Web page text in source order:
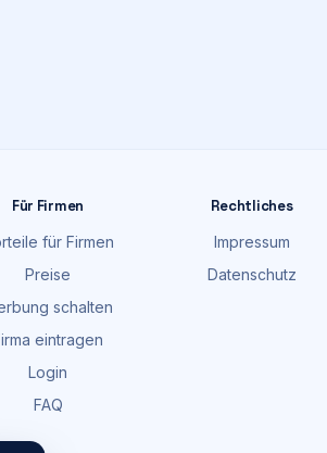
Für Firmen
für Firmen
Preise
schalten
eintragen
Login
FAQ
Rechtliches
Impressum
Datenschutz